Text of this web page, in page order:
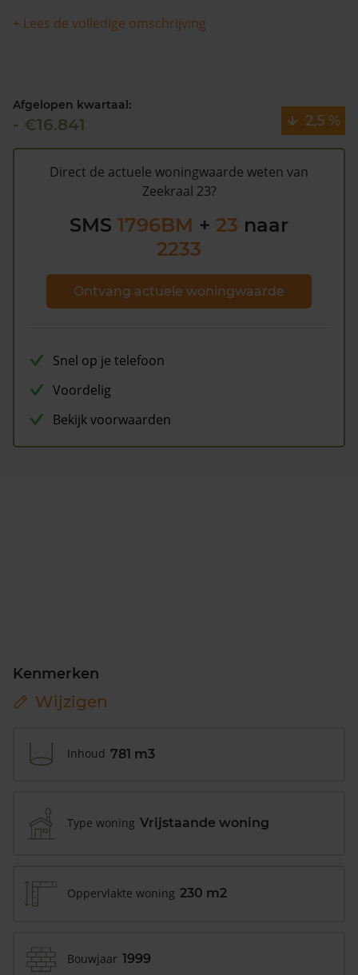
koopsominformatie en is in de afgelopen 12 maanden
stabiel gebleven in waarde. De woning is sinds 1993
€686.000 (2020). Volgens Kadasterdata is de kans
gemiddeld dat deze waarde te hoog is en dat er
bespaard zou kunnen worden op de gemeentelijke
belastingen. Met hetgratis WOZ alarm bent u elk jaar
op de hoogte van uw laatste WOZ waarde en kansen
+ Lees de volledige omschrijving
Afgelopen kwartaal:
- €16.841 2,5 %
Direct de actuele woningwaarde weten van
Zeekraal 23?
SMS 1796BM + 23 naar
2233
Ontvang actuele woningwaarde
Snel op je telefoon
Voordelig
Bekijk voorwaarden
Kenmerken
Wijzigen
Inhoud 781 m3
Type woning Vrijstaande woning
Oppervlakte woning 230 m2
Bouwjaar 1999